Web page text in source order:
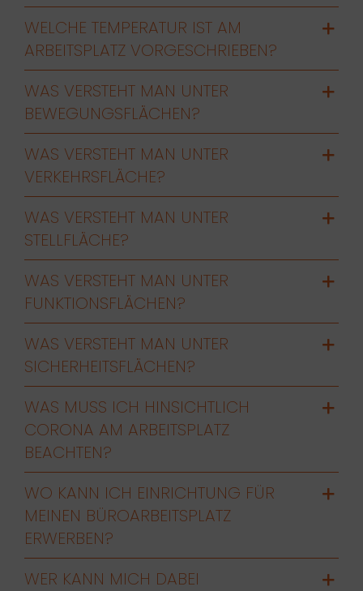
WELCHE TEMPERATUR IST AM
ARBEITSPLATZ VORGESCHRIEBEN?
WAS VERSTEHT MAN UNTER
BEWEGUNGSFLÄCHEN?
WAS VERSTEHT MAN UNTER
VERKEHRSFLÄCHE?
WAS VERSTEHT MAN UNTER
STELLFLÄCHE?
WAS VERSTEHT MAN UNTER
FUNKTIONSFLÄCHEN?
WAS VERSTEHT MAN UNTER
SICHERHEITSFLÄCHEN?
WAS MUSS ICH HINSICHTLICH
CORONA AM ARBEITSPLATZ
BEACHTEN?
WO KANN ICH EINRICHTUNG FÜR
MEINEN BÜROARBEITSPLATZ
ERWERBEN?
WER KANN MICH DABEI